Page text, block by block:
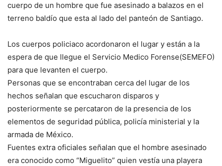
cuerpo de un hombre que fue asesinado a balazos en el
terreno baldío que esta al lado del panteón de Santiago.
Los cuerpos policiaco acordonaron el lugar y están a la
espera de que llegue el Servicio Medico Forense(SEMEFO)
para que levanten el cuerpo.
Personas que se encontraban cerca del lugar de los
hechos señalan que escucharon disparos y
posteriormente se percataron de la presencia de los
elementos de seguridad pública, policía ministerial y la
armada de México.
Fuentes extra oficiales señalan que el hombre asesinado
era conocido como “Miguelito” quien vestía una playera